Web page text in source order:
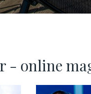
- online